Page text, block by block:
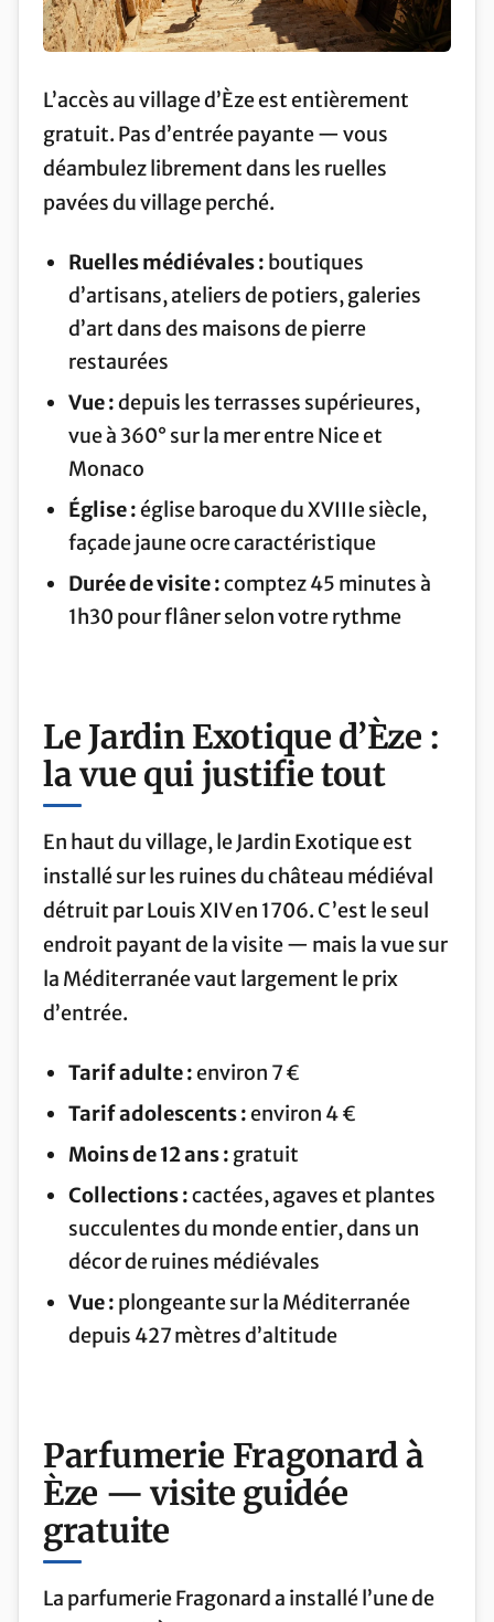
L’accès au village d’Èze est entièrement
gratuit. Pas d’entrée payante — vous
déambulez librement dans les ruelles
pavées du village perché.
Ruelles médiévales : boutiques
d’artisans, ateliers de potiers, galeries
d’art dans des maisons de pierre
restaurées
Vue :depuis les terrasses supérieures,
vue à 360° sur la mer entre Nice et
Monaco
Église : église baroque du XVIIIe siècle,
façade jaune ocre caractéristique
Durée de visite :comptez 45 minutes à
1h30 pour flâner selon votre rythme
Le Jardin Exotique d’Èze :
la vue qui justifie tout
En haut du village, le Jardin Exotique est
installé sur les ruines du château médiéval
détruit par Louis XIV en 1706. C’est le seul
endroit payant de la visite — mais la vue sur
la Méditerranée vaut largement le prix
d’entrée.
Tarif adulte : environ 7 €
Tarif adolescents : environ 4 €
Moins de 12 ans : gratuit
Collections :cactées, agaves et plantes
succulentes du monde entier, dans un
décor de ruines médiévales
Vue : plongeante sur la Méditerranée
depuis 427 mètres d’altitude
Parfumerie Fragonard à
Èze — visite guidée
gratuite
La parfumerie Fragonard a installé l’une de